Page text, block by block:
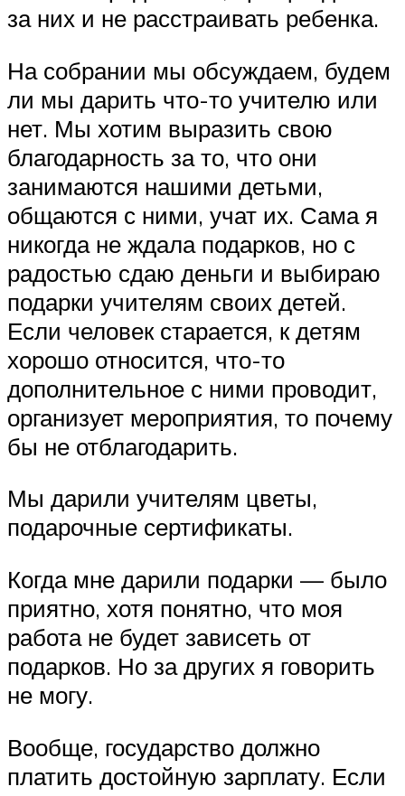
за них и не расстраивать ребенка.
На собрании мы обсуждаем, будем
ли мы дарить что-то учителю или
нет. Мы хотим выразить свою
благодарность за то, что они
занимаются нашими детьми,
общаются с ними, учат их. Сама я
никогда не ждала подарков, но с
радостью сдаю деньги и выбираю
подарки учителям своих детей.
Если человек старается, к детям
хорошо относится, что-то
дополнительное с ними проводит,
организует мероприятия, то почему
бы не отблагодарить.
Мы дарили учителям цветы,
подарочные сертификаты.
Когда мне дарили подарки — было
приятно, хотя понятно, что моя
работа не будет зависеть от
подарков. Но за других я говорить
не могу.
Вообще, государство должно
платить достойную зарплату. Если